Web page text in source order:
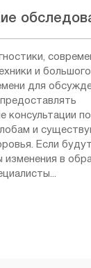
и большого
для
консультации по
и
Если будут
изменения в